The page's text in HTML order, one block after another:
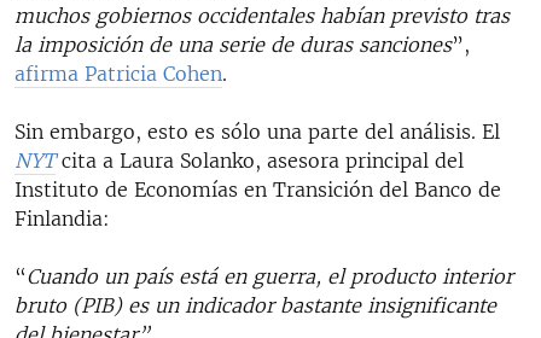
muchos gobiernos occidentales habían previsto tras
la imposición de una serie de duras sanciones”,
afirma Patricia Cohen.
Sin embargo, esto es sólo una parte del análisis. El
NYTcita a Laura Solanko, asesora principal del
Instituto de Economías en Transición del Banco de
Finlandia:
“Cuando un país está en guerra, el producto interior
bruto (PIB) es un indicador bastante insignificante